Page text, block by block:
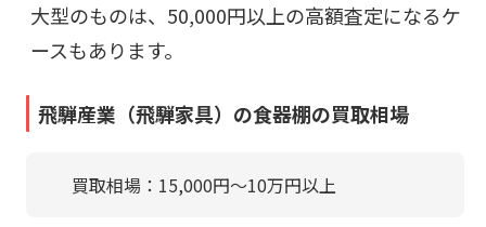
大型のものは、50,000円以上の高額査定になるケ
ースもあります。
飛騨産業（飛騨家具）の食器棚の買取相場
買取相場：15,000円〜10万円以上